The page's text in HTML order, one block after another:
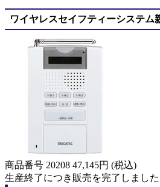
ワイヤレスセイフティーシステム
商品番号 20208 47,145円 (税込)
生産終了につき販売を完了しました